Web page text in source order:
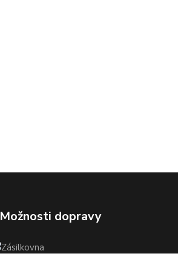
Možnosti dopravy